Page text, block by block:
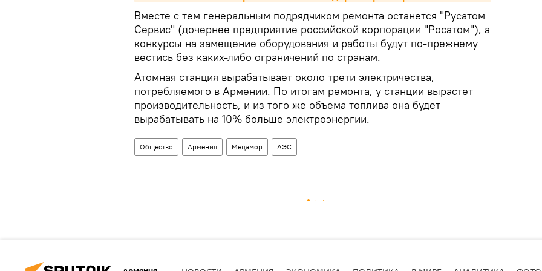
Вместе с тем генеральным подрядчиком ремонта останется "Русатом
Сервис" (дочернее предприятие российской корпорации "Росатом"), а
конкурсы на замещение оборудования и работы будут по-прежнему
вестись без каких-либо ограничений по странам.
Атомная станция вырабатывает около трети электричества,
потребляемого в Армении. По итогам ремонта, у станции вырастет
производительность, и из того же объема топлива она будет
вырабатывать на 10% больше электроэнергии.
Общество Армения Мецамор АЭС